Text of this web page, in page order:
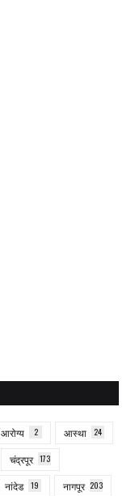
आरोग्य 2 आस्था 24
चंद्रपूर 173
नांदेड 19 नागपूर 203